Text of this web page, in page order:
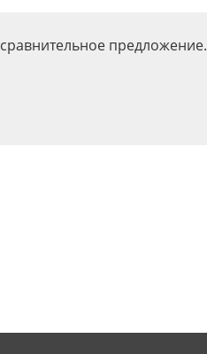
предложение.